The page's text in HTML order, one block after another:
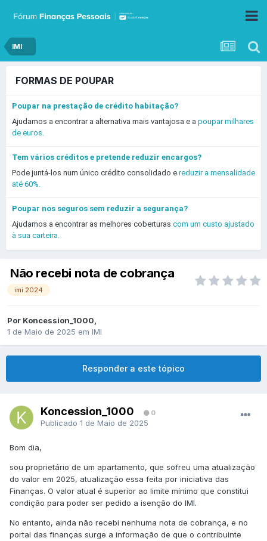
IMI
FORMAS DE POUPAR
Poupar na prestação de crédito habitação?
Ajudamos a encontrar a alternativa mais vantajosa e a poupar milhares
de euros.
Tem vários créditos e pretende reduzir encargos?
Pode juntá-los num único crédito consolidado e reduzir a mensalidade
até 60%.
Poupar nos seguros sem reduzir a segurança?
Ajudamos a encontrar as melhores coberturas com um custo ajustado
à sua carteira.
Não recebi nota de cobrança
imi 2024
Por Koncession_1000,
1 de Maio de 2025 em IMI
Responder a este tópico
Koncession_1000 0
Publicado 1 de Maio de 2025
Bom dia,
sou proprietário de um apartamento, que sofreu uma atualização
do valor em 2025, atualização essa feita por iniciativa das
Finanças. O valor atual é superior ao limite mínimo que constitui
condição para poder ser pedido a isenção do IMI.
No entanto, ainda não recebi nenhuma nota de cobrança, e no
portal das finanças surge a informação de que o contribuinte